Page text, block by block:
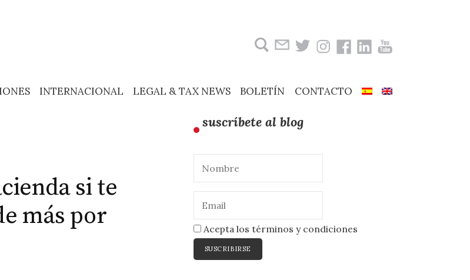
INTERNACIONAL LEGAL & TAX NEWS BOLETÍN CONTACTO
si te
más por
suscríbete al blog
Acepta los términos y condiciones